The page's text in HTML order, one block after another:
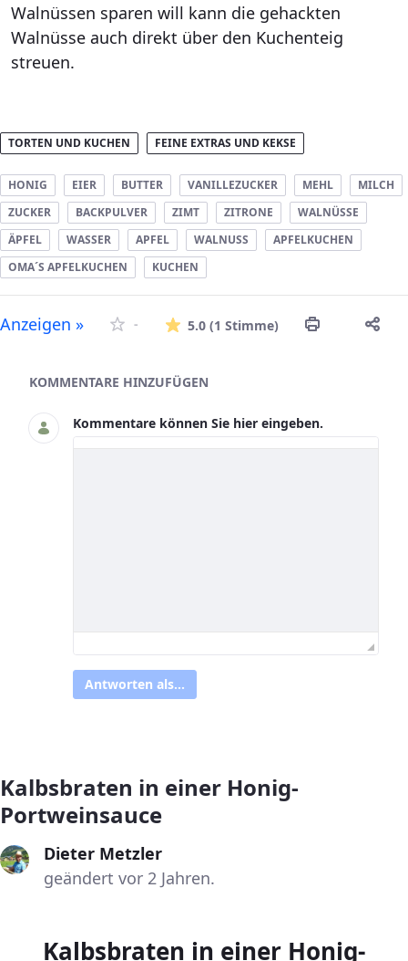
Walnüssen sparen will kann die gehackten
Walnüsse auch direkt über den Kuchenteig
streuen.
TORTEN UND KUCHEN FEINE EXTRAS UND KEKSE
HONIG EIER BUTTER VANILLEZUCKER MEHL
MILCH
ZUCKER
BACKPULVER ZIMT ZITRONE
WALNÜSSE
ÄPFEL
WASSER APFEL WALNUSS
APFELKUCHEN
OMA´S APFELKUCHEN
KUCHEN
Anzeigen » - 5.0 (1 Stimme) Die
Asset-Herausgeber
KOMMENTARE HINZUFÜGEN
Kommentare können Sie hier eingeben.
Antworten als...
Kalbsbraten in einer Honig-
Portweinsauce
Dieter Metzler
geändert vor 2 Jahren.
Kalbsbraten in einer Honig-